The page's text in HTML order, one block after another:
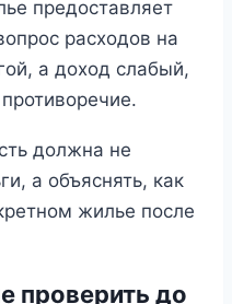
предоставляет
расходов на
а доход слабый,
должна не
а объяснять, как
жилье после
проверить до